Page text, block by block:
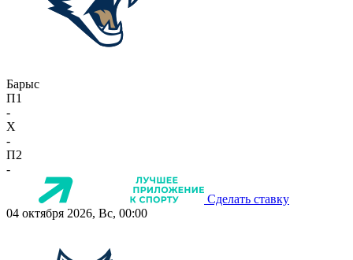
Барыс
П1
-
X
-
П2
-
Сделать ставку
04 октября 2026, Вс, 00:00